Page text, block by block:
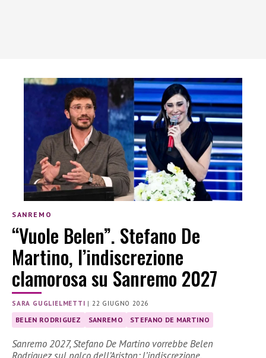
SANREMO
“Vuole Belen”. Stefano De
Martino, l’indiscrezione
clamorosa su Sanremo 2027
SARA GUGLIELMETTI |22 GIUGNO 2026
BELEN RODRIGUEZ SANREMO STEFANO DE MARTINO
Sanremo 2027, Stefano De Martino vorrebbe Belen